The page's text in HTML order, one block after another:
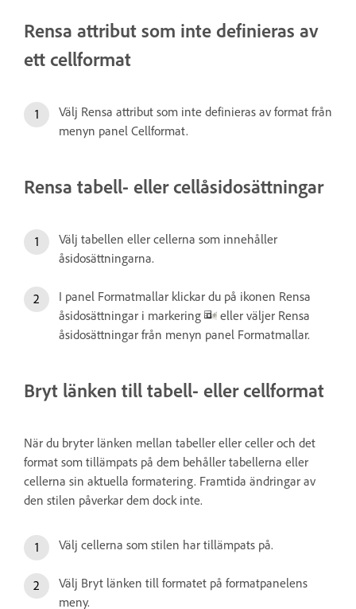
Rensa attribut som inte definieras av
ett cellformat
Välj Rensa attribut som inte definieras av format från
menyn panel Cellformat.
Rensa tabell- eller cellåsidosättningar
Välj tabellen eller cellerna som innehåller
åsidosättningarna.
I panel Formatmallar klickar du på ikonen Rensa
åsidosättningar i markering
eller väljer Rensa
åsidosättningar från menyn panel Formatmallar.
Bryt länken till tabell- eller cellformat
När du bryter länken mellan tabeller eller celler och det
format som tillämpats på dem behåller tabellerna eller
cellerna sin aktuella formatering. Framtida ändringar av
den stilen påverkar dem dock inte.
Välj cellerna som stilen har tillämpats på.
Välj Bryt länken till formatet på formatpanelens
meny.